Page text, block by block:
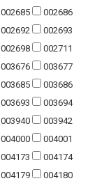
002685
002686
002692
002693
002698
002711
003676
003677
003685
003686
003693
003694
003940
003942
004000
004001
004173
004174
004179
004180